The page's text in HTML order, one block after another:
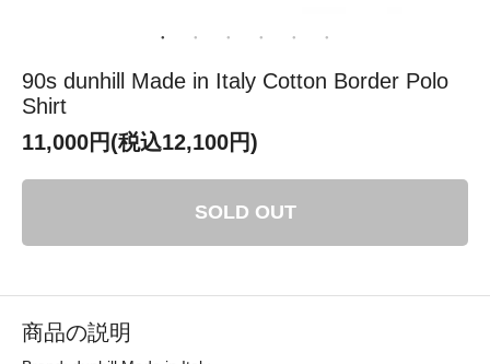
90s dunhill Made in Italy Cotton Border Polo
Shirt
11,000円(税込12,100円)
SOLD OUT
商品の説明